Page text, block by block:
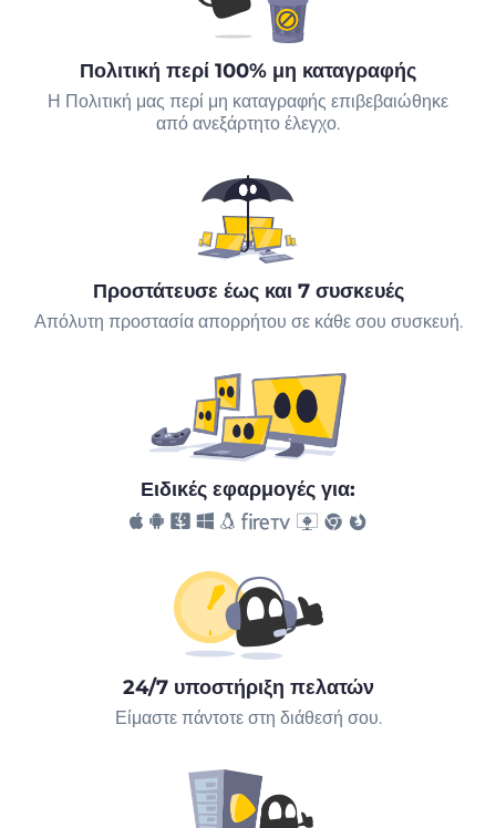
Πολιτική περί 100% μη καταγραφής
Η Πολιτική μας περί μη καταγραφής επιβεβαιώθηκε
από ανεξάρτητο έλεγχο.
Προστάτευσε έως και 7 συσκευές
Απόλυτη προστασία απορρήτου σε κάθε σου συσκευή.
Ειδικές εφαρμογές για:
24/7 υποστήριξη πελατών
Είμαστε πάντοτε στη διάθεσή σου.